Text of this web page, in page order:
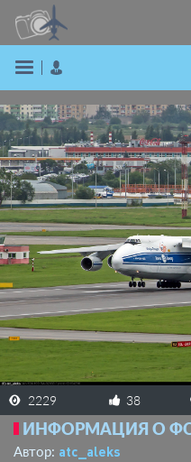
Поиск
Поиск в
Кратко
2229 38
ИНФОРМАЦИЯ О
Автор: atc_aleks